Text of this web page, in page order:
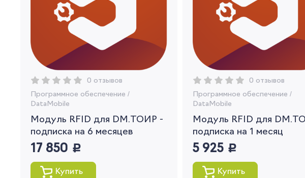
0 отзывов
Программное обеспечение /
DataMobile
Модуль RFID для DM.ТОИР -
подписка на 6 месяцев
17 850 руб.
Купить
0 отзывов
Программное обеспечение /
DataMobile
Модуль RFID для
подписка на 1 месяц
5 925 руб.
Купить
Я
Вы